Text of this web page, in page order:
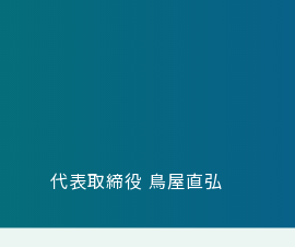
代表取締役 鳥屋直弘